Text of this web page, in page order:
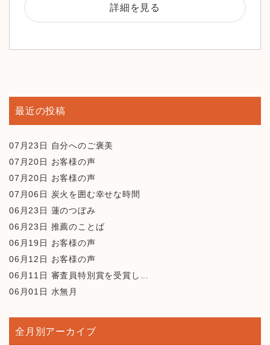
詳細を見る
最近の投稿
07月23日
自分へのご褒美
07月20日 お客様の声
07月20日 お客様の声
07月06日 炭火を囲む幸せな時間
06月23日 蓮のつぼみ
06月23日 推薦のことば
06月19日 お客様の声
06月12日 お客様の声
06月11日 審査員特別賞を受賞し...
06月01日 水無月
全月別アーカイブ